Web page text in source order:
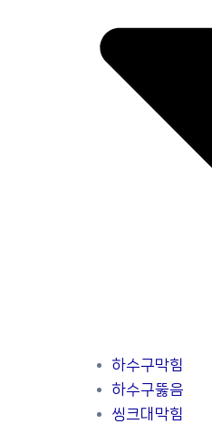
하수구막힘
하수구뚫음
씽크대막힘